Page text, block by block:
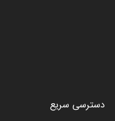
دسترسی سریع